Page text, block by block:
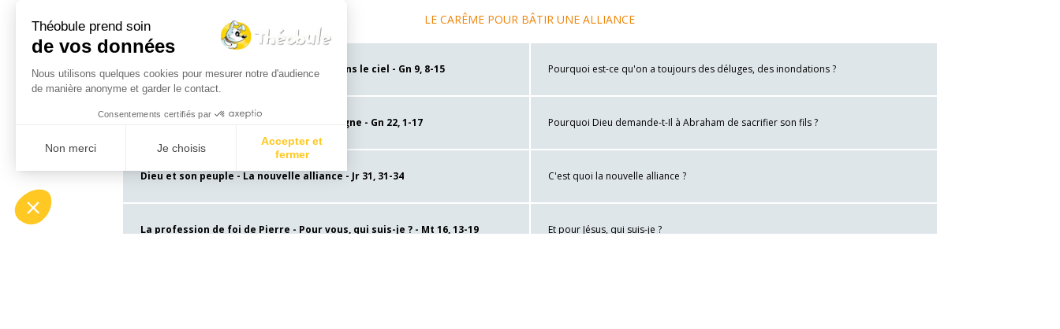
LE CARÊME POUR BÂTIR UNE ALLIANCE
La nouvelle alliance avec Noé - Un arc dans le ciel - Gn 9, 8-15 Pourquoi est-ce qu'on a toujours des déluges, des inondations ?
Le Sacrifice d'Isaac - Vivant sur la montagne - Gn 22, 1-17 Pourquoi Dieu demande-t-Il à Abraham de sacrifier son fils ?
Dieu et son peuple - La nouvelle alliance - Jr 31, 31-34 C'est quoi la nouvelle alliance ?
La profession de foi de Pierre - Pour vous, qui suis-je ? - Mt 16, 13-19 Et pour Jésus, qui suis-je ?
Théobule prend soin
de vos données
Nous utilisons quelques cookies pour mesurer notre d'audience
de manière anonyme et garder le contact.
Consentements certifiés par
Non merci Je choisis
Accepter et
fermer
Plateforme de Gestion du Consentement : Personnalisez vos Options
Notre plateforme vous permet d'adapter et de gérer vos paramètres de confidentialité, en garantissant la conformité avec les réglementations. Personnalisez vos préférences pour contrôler la manière dont vos informations sont